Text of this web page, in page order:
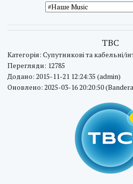
ТВС
Категорія: Супутникові та кабельні/
Перегляди: 12785
Додано: 2015-11-21 12:24:35 (admin)
Оновлено: 2025-03-16 20:20:50